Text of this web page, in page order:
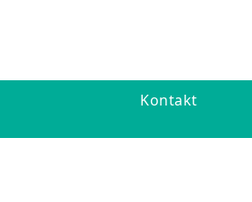
Kontakt